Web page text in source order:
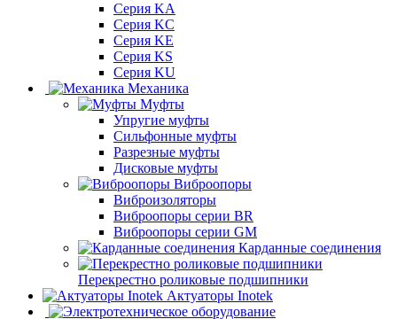
Серия KA
Серия KC
Серия KE
Серия KS
Серия KU
Механика
Муфты
Упругие муфты
Сильфонные муфты
Разрезные муфты
Дисковые муфты
Виброопоры
Виброизоляторы
Виброопоры серии BR
Виброопоры серии GM
Карданные соединения
Перекрестно роликовые подшипники
Актуаторы Inotek